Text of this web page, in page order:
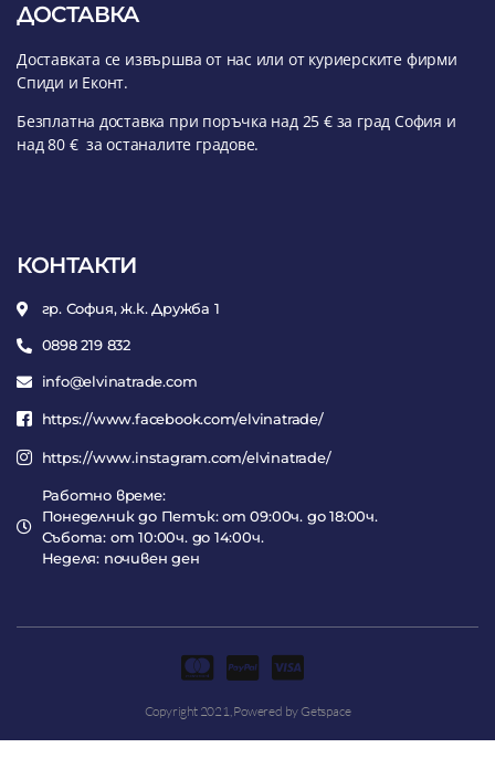
ДОСТАВКА
Доставката се извършва от нас или от куриерските фирми
Спиди и Еконт.
Безплатна доставка при поръчка над 25 € за град София и
над 80 € за останалите градове.
КОНТАКТИ
гр. София, ж.к. Дружба 1
0898 219 832
info@elvinatrade.com
https://www.facebook.com/elvinatrade/
https://www.instagram.com/elvinatrade/
Работно време:
Понеделник до Петък: от 09:00ч. до 18:00ч.
Събота: от 10:00ч. до 14:00ч.
Неделя: почивен ден
Copyright 2021,Powered by Getspace